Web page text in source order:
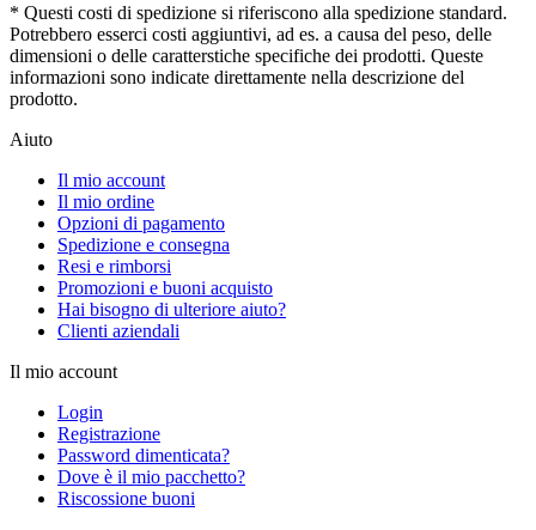
* Questi costi di spedizione si riferiscono alla spedizione standard.
Potrebbero esserci costi aggiuntivi, ad es. a causa del peso, delle
dimensioni o delle caratterstiche specifiche dei prodotti. Queste
informazioni sono indicate direttamente nella descrizione del
prodotto.
Aiuto
Il mio account
Il mio ordine
Opzioni di pagamento
Spedizione e consegna
Resi e rimborsi
Promozioni e buoni acquisto
Hai bisogno di ulteriore aiuto?
Clienti aziendali
Il mio account
Login
Registrazione
Password dimenticata?
Dove è il mio pacchetto?
Riscossione buoni